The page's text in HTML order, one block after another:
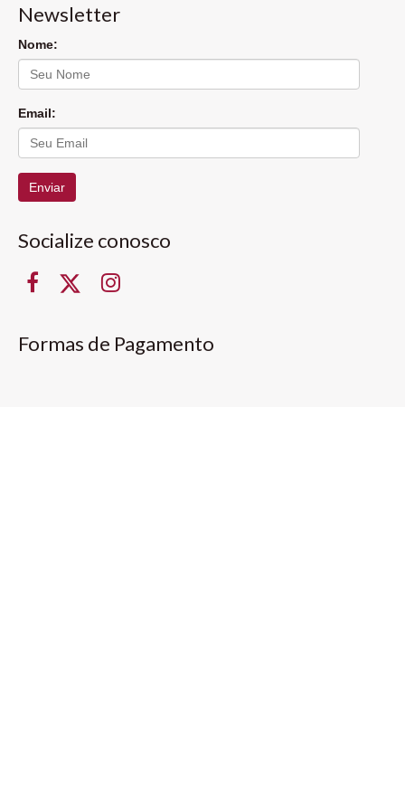
Newsletter
Nome:
Email:
Enviar
Socialize conosco
Formas de Pagamento